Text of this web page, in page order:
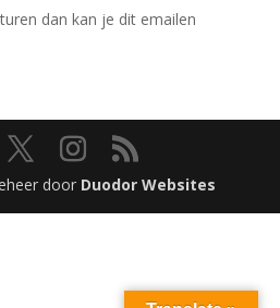
dan kan je dit emailen
door Duodor Websites